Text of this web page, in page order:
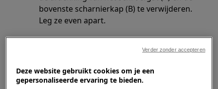
bovenste scharnierkap (B) te verwijderen.
Leg ze even apart.
Deze website gebruikt cookies om je een
gepersonaliseerde ervaring te bieden.
Verder zonder accepteren